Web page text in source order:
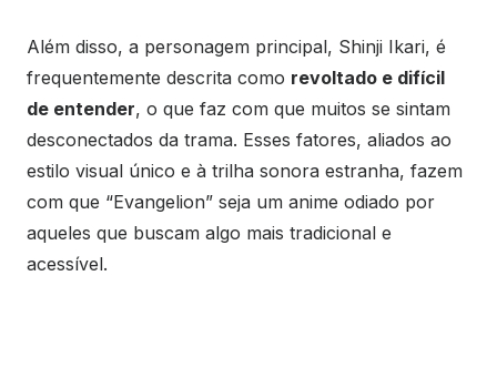
Além disso, a personagem principal, Shinji Ikari, é
frequentemente descrita como revoltado e difícil
de entender, o que faz com que muitos se sintam
desconectados da trama. Esses fatores, aliados ao
estilo visual único e à trilha sonora estranha, fazem
com que “Evangelion” seja um anime odiado por
aqueles que buscam algo mais tradicional e
acessível.